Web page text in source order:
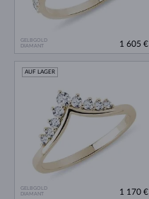
GELBGOLD
DIAMANT
1 605 €
GELBGOLD
DIAMANT
AUF LAGER
1 170 €